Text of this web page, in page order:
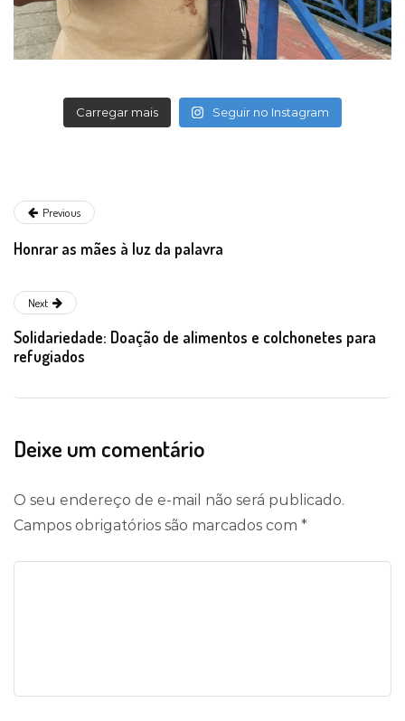
Carregar mais Seguir no Instagram
Previous
Honrar as mães à luz da palavra
Next
Solidariedade: Doação de alimentos e colchonetes para
refugiados
Deixe um comentário
O seu endereço de e-mail não será publicado.
Campos obrigatórios são marcados com *